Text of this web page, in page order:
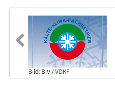
Bild: BIV / VDKF